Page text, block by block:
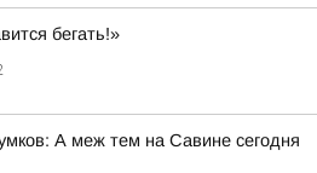
бегать!»
А меж тем на Савине сегодня